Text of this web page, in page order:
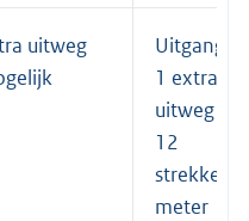
uitweg
1 extra
uitweg per
12
meter